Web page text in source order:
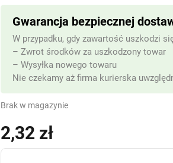
2,32 zł
Brak w magazynie
Gwarancja bezpiecznej
W przypadku, gdy zawartość uszkodzi
– Zwrot środków za uszkodzony towar
– Wysyłka nowego towaru
Nie czekamy aż firma kurierska